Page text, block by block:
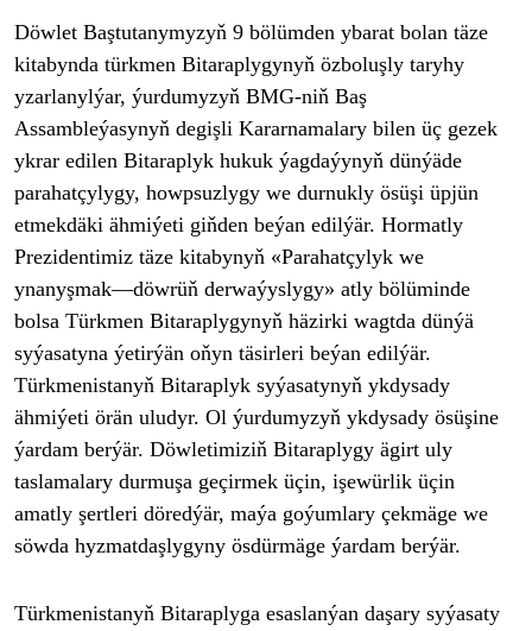
Döwlet Baştutanymyzyň 9 bölümden ybarat bolan täze
kitabynda türkmen Bitaraplygynyň özboluşly taryhy
yzarlanylýar, ýurdumyzyň BMG-niň Baş
Assambleýasynyň degişli Kararnamalary bilen üç gezek
ykrar edilen Bitaraplyk hukuk ýagdaýynyň dünýäde
parahatçylygy, howpsuzlygy we durnukly ösüşi üpjün
etmekdäki ähmiýeti giňden beýan edilýär. Hormatly
Prezidentimiz täze kitabynyň «Parahatçylyk we
ynanyşmak—döwrüň derwaýyslygy» atly bölüminde
bolsa Türkmen Bitaraplygynyň häzirki wagtda dünýä
syýasatyna ýetirýän oňyn täsirleri beýan edilýär.
Türkmenistanyň Bitaraplyk syýasatynyň ykdysady
ähmiýeti örän uludyr. Ol ýurdumyzyň ykdysady ösüşine
ýardam berýär. Döwletimiziň Bitaraplygy ägirt uly
taslamalary durmuşa geçirmek üçin, işewürlik üçin
amatly şertleri döredýär, maýa goýumlary çekmäge we
söwda hyzmatdaşlygyny ösdürmäge ýardam berýär.
Türkmenistanyň Bitaraplyga esaslanýan daşary syýasaty